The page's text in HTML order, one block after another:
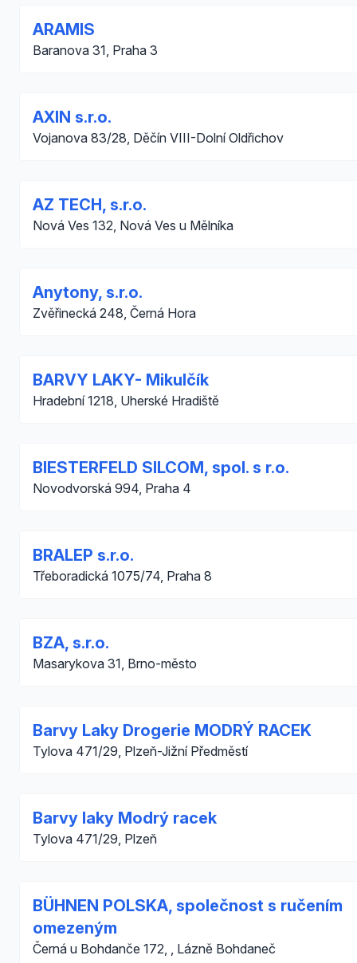
ARAMIS
Baranova 31, Praha 3
AXIN s.r.o.
Vojanova 83/28, Děčín VIII-Dolní Oldřichov
AZ TECH, s.r.o.
Nová Ves 132, Nová Ves u Mělníka
Anytony, s.r.o.
Zvěřinecká 248, Černá Hora
BARVY LAKY- Mikulčík
Hradební 1218, Uherské Hradiště
BIESTERFELD SILCOM, spol. s r.o.
Novodvorská 994, Praha 4
BRALEP s.r.o.
Třeboradická 1075/74, Praha 8
BZA, s.r.o.
Masarykova 31, Brno-město
Barvy Laky Drogerie MODRÝ RACEK
Tylova 471/29, Plzeň-Jižní Předměstí
Barvy laky Modrý racek
Tylova 471/29, Plzeň
BÜHNEN POLSKA, společnost s ručením
omezeným
Černá u Bohdanče 172, , Lázně Bohdaneč